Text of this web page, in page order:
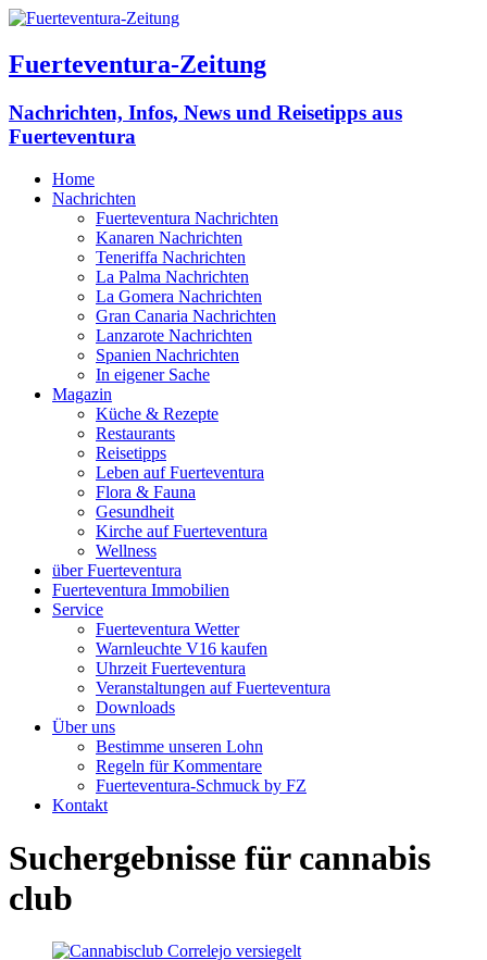
Fuerteventura-Zeitung
Nachrichten, Infos, News und Reisetipps aus
Fuerteventura
Home
Nachrichten
Fuerteventura Nachrichten
Kanaren Nachrichten
Teneriffa Nachrichten
La Palma Nachrichten
La Gomera Nachrichten
Gran Canaria Nachrichten
Lanzarote Nachrichten
Spanien Nachrichten
In eigener Sache
Magazin
Küche & Rezepte
Restaurants
Reisetipps
Leben auf Fuerteventura
Flora & Fauna
Gesundheit
Kirche auf Fuerteventura
Wellness
über Fuerteventura
Fuerteventura Immobilien
Service
Fuerteventura Wetter
Warnleuchte V16 kaufen
Uhrzeit Fuerteventura
Veranstaltungen auf Fuerteventura
Downloads
Über uns
Bestimme unseren Lohn
Regeln für Kommentare
Fuerteventura-Schmuck by FZ
Kontakt
Suchergebnisse für cannabis
club